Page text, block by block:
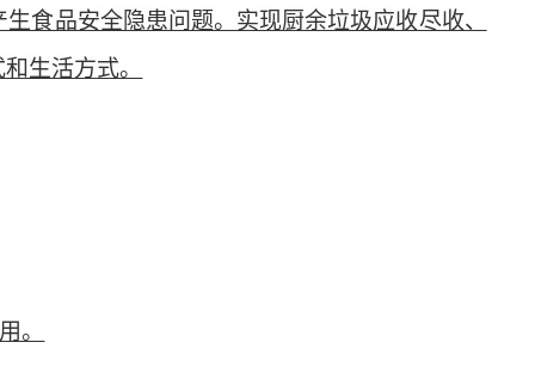
食品安全隐患问题。实现厨余垃圾应收尽收、
生活方式。
。